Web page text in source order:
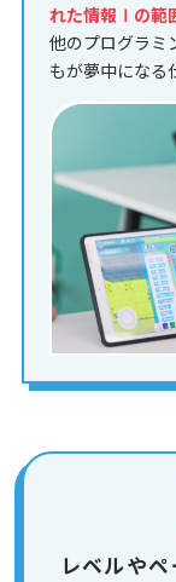
れた情報Ⅰの範
他のプログラミ
もが夢中になる
レベルや